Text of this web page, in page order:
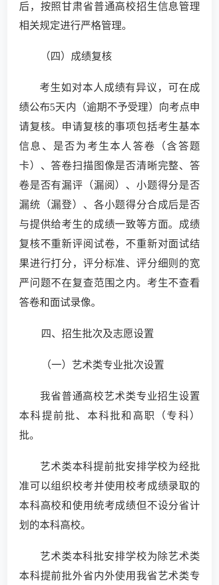
后，按照甘肃省普通高校招生信息管理
相关规定进行严格管理。
（四）成绩复核
考生如对本人成绩有异议，可在成
绩公布5天内（逾期不予受理）向考点申
请复核。申请复核的事项包括考生基本
信息、是否为考生本人答卷（含答题
卡）、答卷扫描图像是否清晰完整、答
卷是否有漏评（漏阅）、小题得分是否
漏统（漏登）、各小题得分合成后是否
与提供给考生的成绩一致等方面。成绩
复核不重新评阅试卷，不重新对面试结
果进行打分，评分标准、评分细则的宽
严问题不在复查范围之内。考生不查看
答卷和面试录像。
四、招生批次及志愿设置
（一）艺术类专业批次设置
我省普通高校艺术类专业招生设置
本科提前批、本科批和高职（专科）
批。
艺术类本科提前批安排学校为经批
准可以组织校考并使用校考成绩录取的
本科高校和使用统考成绩但不设分省计
划的本科高校。
艺术类本科批安排学校为除艺术类
本科提前批外省内外使用我省艺术类专